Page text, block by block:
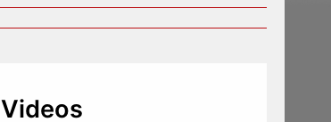
Videos